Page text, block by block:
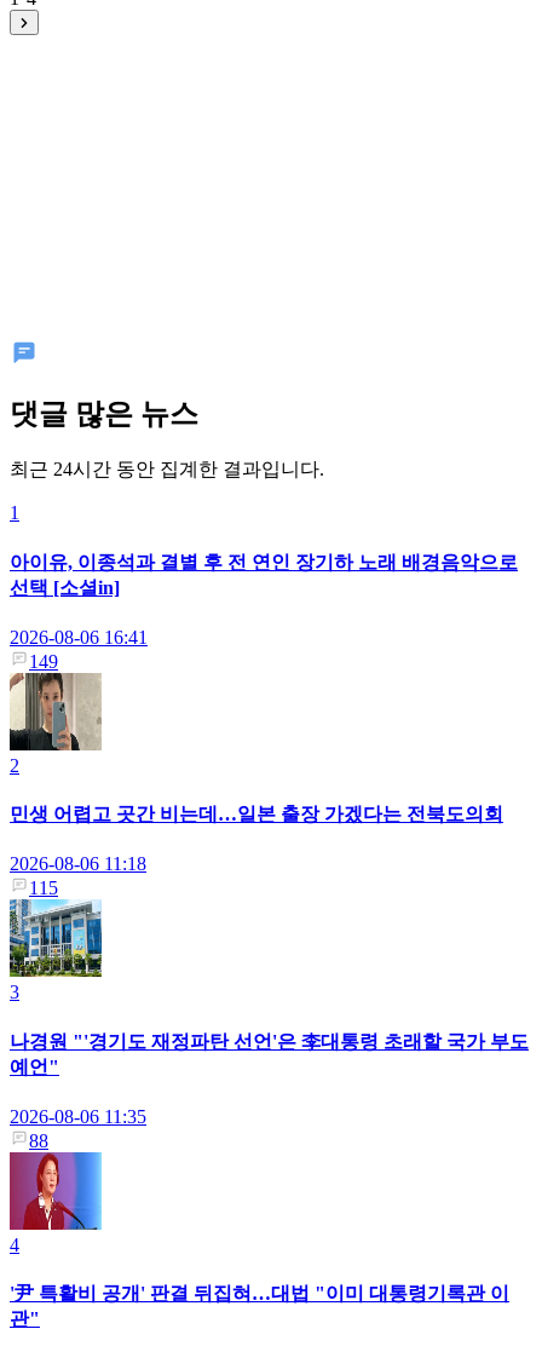
댓글 많은 뉴스
최근 24시간 동안 집계한 결과입니다.
1
아이유, 이종석과 결별 후 전 연인 장기하 노래 배경음악으로
선택 [소셜in]
2026-08-06 16:41
149
2
민생 어렵고 곳간 비는데…일본 출장 가겠다는 전북도의회
2026-08-06 11:18
115
3
나경원 "'경기도 재정파탄 선언'은 李대통령 초래할 국가 부도
예언"
2026-08-06 11:35
88
4
'尹 특활비 공개' 판결 뒤집혀…대법 "이미 대통령기록관 이
관"